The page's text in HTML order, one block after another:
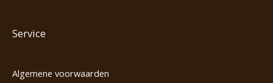
Service
Algemene voorwaarden